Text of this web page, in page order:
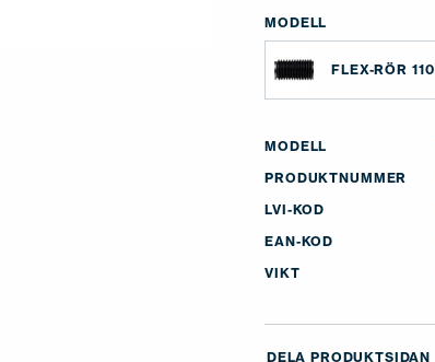
MODELL
FLEX-RÖR 110
MODELL
PRODUKTNUMMER
LVI-KOD
EAN-KOD
VIKT
DELA PRODUKTSIDAN